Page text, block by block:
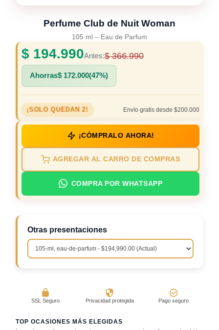
Perfume Club de Nuit Woman
105 ml – Eau de Parfum
$ 194.990Antes:$366.990
Ahorras$ 172.000(47%)
¡SOLO QUEDAN 2! Envío gratis desde $200.000
¡CÓMPRALO AHORA!
AGREGAR AL CARRO DE COMPRAS
COMPRA POR WHATSAPP
Otras presentaciones
SSL Seguro Privacidad protegida Pago seguro
TOP OCASIONES MÁS ELEGIDAS